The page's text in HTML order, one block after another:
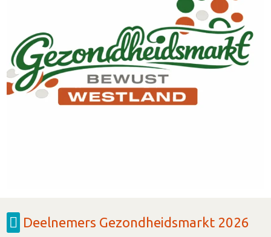
Deelnemers Gezondheidsmarkt 2026